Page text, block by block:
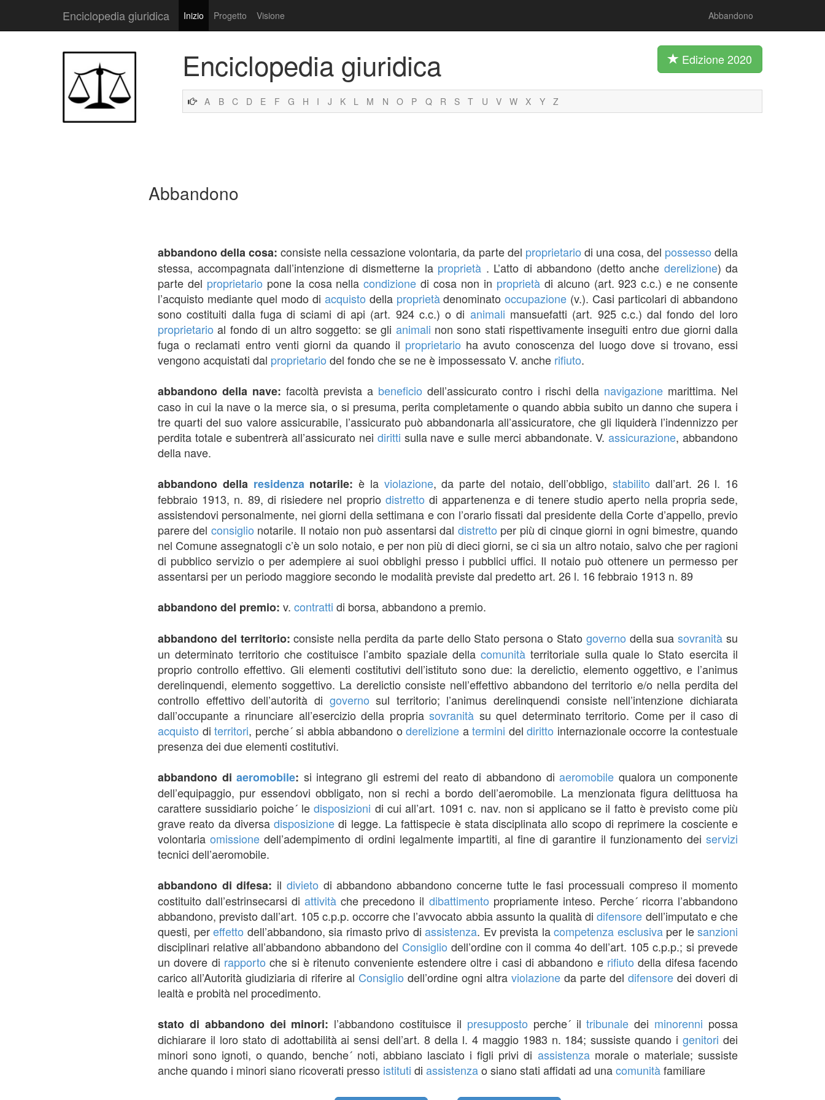
Enciclopedia giuridica Inizio Progetto Visione Abbandono
Enciclopedia giuridica Edizione 2020
A B C D E F G H I J K L M N O P Q R S T U V W X Y Z
Abbandono
abbandono della cosa:consiste nella cessazione volontaria, da parte del proprietario di una cosa, del possesso della
stessa, accompagnata dall’intenzione di dismetterne la proprietà . L’atto di abbandono (detto anche derelizione) da
parte del proprietario pone la cosa nellacondizione di cosa non in proprietàdi alcuno (art. 923 c.c.) e ne consente
l’acquisto mediante quel modo di acquisto della proprietàdenominatooccupazione (v.). Casi particolari di abbandono
sono costituiti dalla fuga di sciami di api (art. 924 c.c.) o di animali mansuefatti (art. 925 c.c.) dal fondo del loro
proprietario al fondo di un altro soggetto: se gli animali non sono stati rispettivamente inseguiti entro due giorni dalla
fuga o reclamati entro venti giorni da quando il proprietario ha avuto conoscenza del luogo dove si trovano, essi
vengono acquistati dal proprietario del fondo che se ne è impossessato V. anche rifiuto.
abbandono della nave: facoltà prevista a beneficio dell’assicurato contro i rischi della navigazione marittima. Nel
caso in cui la nave o la merce sia, o si presuma, perita completamente o quando abbia subito un danno che supera i
tre quarti del suo valore assicurabile, l’assicurato può abbandonarla all’assicuratore, che gli liquiderà l’indennizzo per
perdita totale e subentrerà all’assicurato nei diritti sulla nave e sulle merci abbandonate. V.assicurazione, abbandono
della nave.
abbandono della residenzanotarile: è la violazione, da parte del notaio, dell’obbligo, stabilito dall’art. 26 l. 16
febbraio 1913, n. 89, di risiedere nel proprio distretto di appartenenza e di tenere studio aperto nella propria sede,
assistendovi personalmente, nei giorni della settimana e con l’orario fissati dal presidente della Corte d’appello, previo
parere del consiglio notarile. Il notaio non può assentarsi dal distretto per più di cinque giorni in ogni bimestre, quando
nel Comune assegnatogli c’è un solo notaio, e per non più di dieci giorni, se ci sia un altro notaio, salvo che per ragioni
di pubblico servizio o per adempiere ai suoi obblighi presso i pubblici uffici. Il notaio può ottenere un permesso per
assentarsi per un periodo maggiore secondo le modalità previste dal predetto art. 26 l. 16 febbraio 1913 n. 89
abbandono del premio: v. contratti di borsa, abbandono a premio.
abbandono del territorio:consiste nella perdita da parte dello Stato persona o Stato governo della suasovranità su
un determinato territorio che costituisce l’ambito spaziale dellacomunità territoriale sulla quale lo Stato esercita il
proprio controllo effettivo. Gli elementi costitutivi dell’istituto sono due: la derelictio, elemento oggettivo, e l’animus
derelinquendi, elemento soggettivo. La derelictio consiste nell’effettivo abbandono del territorio e/o nella perdita del
controllo effettivo dell’autorità di governo sul territorio; l’animus derelinquendi consiste nell’intenzione dichiarata
dall’occupante a rinunciare all’esercizio della propriasovranità su quel determinato territorio. Come per il caso di
acquisto di territori, perche´ si abbia abbandono o derelizione atermini del diritto internazionale occorre la contestuale
presenza dei due elementi costitutivi.
abbandono diaeromobile: si integrano gli estremi del reato di abbandono diaeromobile qualora un componente
dell’equipaggio, pur essendovi obbligato, non si rechi a bordo dell’aeromobile. La menzionata figura delittuosa ha
carattere sussidiario poiche´ ledisposizioni di cui all’art. 1091 c. nav. non si applicano se il fatto è previsto come più
grave reato da diversadisposizione di legge. La fattispecie è stata disciplinata allo scopo di reprimere la cosciente e
volontariaomissione dell’adempimento di ordini legalmente impartiti, al fine di garantire il funzionamento deiservizi
tecnici dell’aeromobile.
abbandono di difesa: il divieto di abbandono abbandono concerne tutte le fasi processuali compreso il momento
costituito dall’estrinsecarsi diattività che precedono il dibattimento propriamente inteso. Perche´ ricorra l’abbandono
abbandono, previsto dall’art. 105 c.p.p. occorre che l’avvocato abbia assunto la qualità didifensore dell’imputato e che
questi, pereffetto dell’abbandono, sia rimasto privo di assistenza. Ev prevista lacompetenza esclusivaper lesanzioni
disciplinari relative all’abbandono abbandono del Consiglio dell’ordine con il comma 4o dell’art. 105 c.p.p.; si prevede
un dovere di rapporto che si è ritenuto conveniente estendere oltre i casi di abbandono e rifiuto della difesa facendo
carico all’Autorità giudiziaria di riferire al Consiglio dell’ordine ogni altra violazione da parte del difensore dei doveri di
lealtà e probità nel procedimento.
stato di abbandono dei minori: l’abbandono costituisce il presupposto perche´ iltribunale dei minorenni possa
dichiarare il loro stato di adottabilità ai sensi dell’art. 8 della l. 4 maggio 1983 n. 184; sussiste quando igenitori dei
minori sono ignoti, o quando, benche´ noti, abbiano lasciato i figli privi di assistenzamorale o materiale; sussiste
anche quando i minori siano ricoverati presso istituti di assistenzao siano stati affidati ad unacomunitàfamiliare